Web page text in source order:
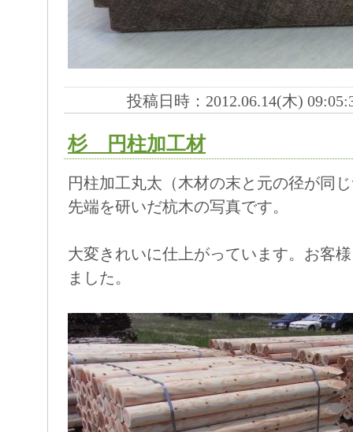
投稿日時：2012.06.14(木)
杉 円柱加工材
円柱加工丸太（木材の末と元の径が同
先端を研いだ杭木の写真です。
大変きれいに仕上がっています。お客
ました。